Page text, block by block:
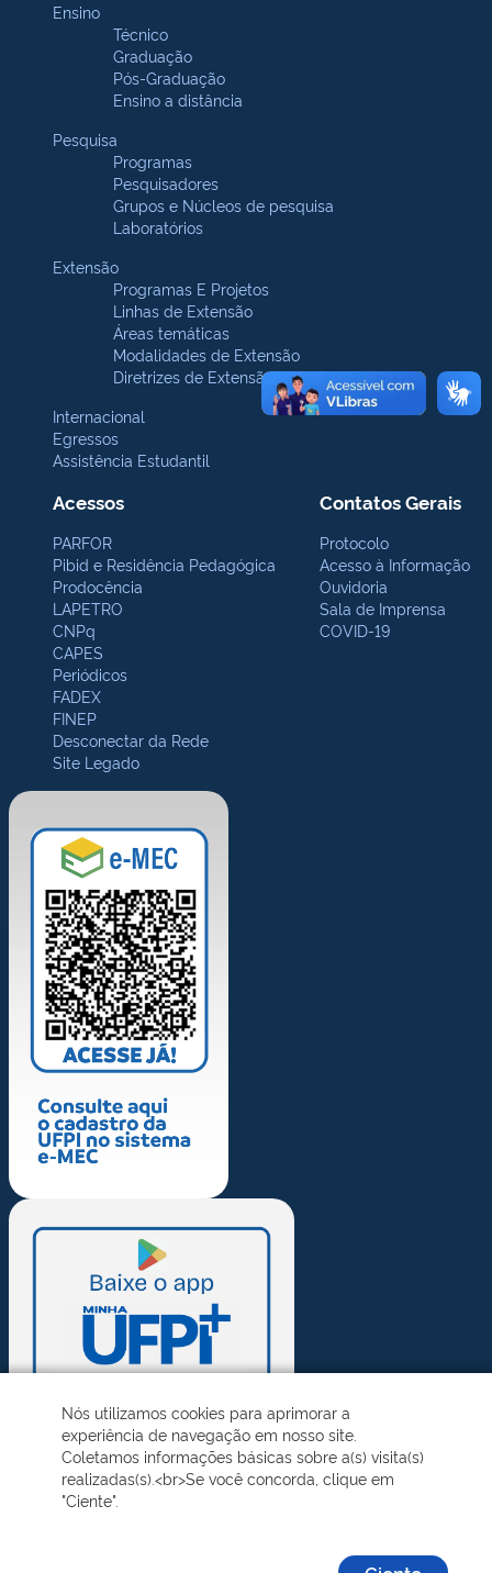
Ensino
Técnico
Graduação
Pós-Graduação
Ensino a distância
Pesquisa
Programas
Pesquisadores
Grupos e Núcleos de pesquisa
Laboratórios
Extensão
Programas E Projetos
Linhas de Extensão
Áreas temáticas
Modalidades de Extensão
Diretrizes de Extensão
Internacional
Egressos
Assistência Estudantil
Acessos
PARFOR
Pibid e Residência Pedagógica
Prodocência
LAPETRO
CNPq
CAPES
Periódicos
FADEX
FINEP
Desconectar da Rede
Site Legado
Contatos Gerais
Protocolo
Acesso à Informação
Ouvidoria
Sala de Imprensa
COVID-19
Nós utilizamos cookies para aprimorar a
experiência de navegação em nosso site.
Coletamos informações básicas sobre a(s) visita(s)
realizadas(s).<br>Se você concorda, clique em
"Ciente".